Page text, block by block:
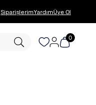
SiparişlerimYardımÜye Ol
0